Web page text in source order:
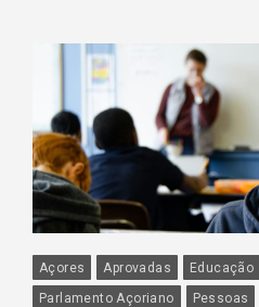
Açores Aprovadas Educação
Parlamento Açoriano
Pessoas